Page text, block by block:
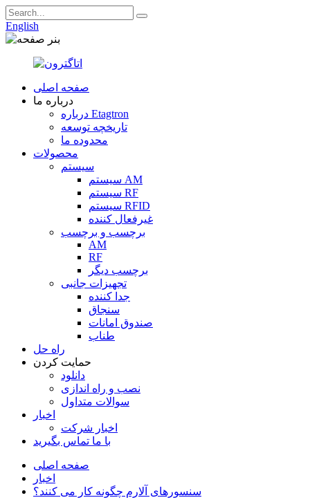
English
صفحه اصلی
درباره ما
درباره Etagtron
تاریخچه توسعه
محدوده ما
محصولات
سیستم
سیستم AM
سیستم RF
سیستم RFID
غیرفعال کننده
برچسب و برچسب
AM
RF
برچسب دیگر
تجهیزات جانبی
جدا کننده
سنجاق
صندوق امانات
طناب
راه حل
حمایت کردن
دانلود
نصب و راه اندازی
سوالات متداول
اخبار
اخبار شرکت
با ما تماس بگیرید
صفحه اصلی
اخبار
سنسورهای آلارم چگونه کار می کنند؟